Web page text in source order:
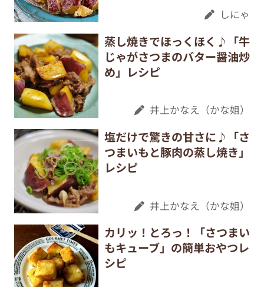
しにゃ
蒸し焼きでほっくほく♪「牛
じゃがさつまのバター醤油炒
め」レシピ
井上かなえ（かな姐）
塩だけで驚きの甘さに♪「さ
つまいもと豚肉の蒸し焼き」
レシピ
井上かなえ（かな姐）
カリッ！とろっ！「さつまい
もキューブ」の簡単おやつレ
シピ